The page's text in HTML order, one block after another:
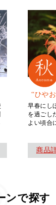
“ひや
早春にし
を過ごし
よい頃合
商品
ンで探す